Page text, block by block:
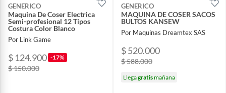
GENERICO
Maquina De Coser Electrica
Semi-profesional 12 Tipos
Costura Color Blanco
Por Link Game
$ 124.900 -17%
$ 150.000
GENERICO
MAQUINA DE COSER SACOS
BULTOS KANSEW
Por Maquinas Dreamtex SAS
$ 520.000
$ 588.000
Llegagratismañana